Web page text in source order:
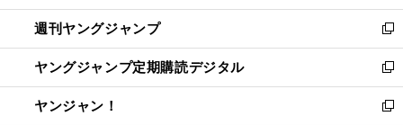
開
く
ウ
で
開
く
ン
ド
ウ
で
開
く
ウ
ィ
ン
ド
ウ
で
週刊ヤングジャンプ
新
し
い
ウ
ィ
ヤングジャンプ定期購読デジタル
新
し
い
ヤンジャン！
新